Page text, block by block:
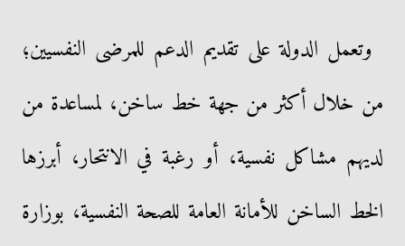
وتعمل الدولة على تقديم الدعم للمرضى النفسيين؛
من خلال أكثر من جهة خط ساخن، لمساعدة من
لديهم مشاكل نفسية، أو رغبة في الانتحار، أبرزها
الخط الساخن للأمانة العامة للصحة النفسية، بوزارة